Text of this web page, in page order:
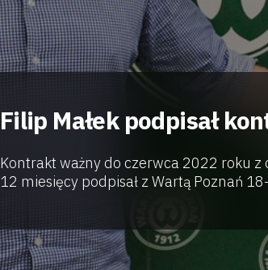
Filip Małek podpisał
Kontrakt ważny do czerwca 2022 roku z
12 miesięcy podpisał z Wartą Poznań